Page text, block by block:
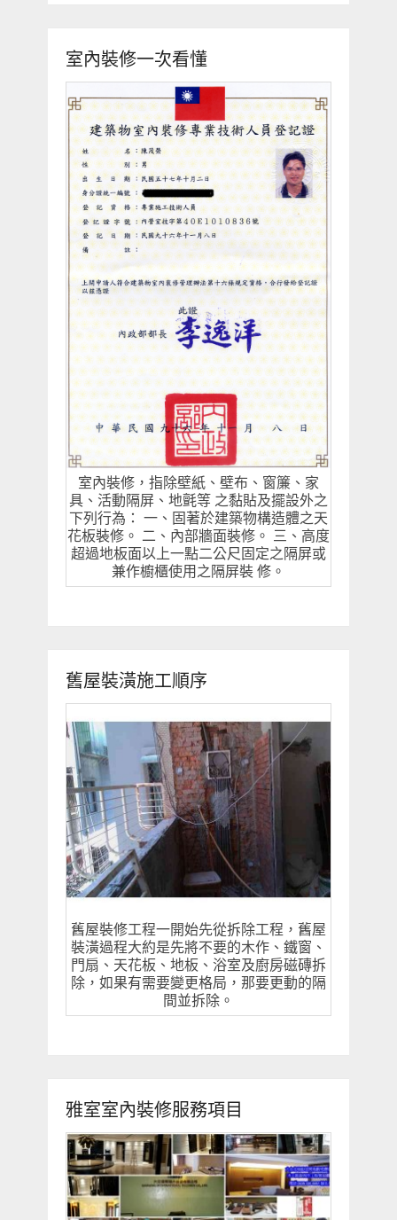
室內裝修一次看懂
室內裝修，指除壁紙、壁布、窗簾、家
具、活動隔屏、地氈等 之黏貼及擺設外之
下列行為： 一、固著於建築物構造體之天
花板裝修。 二、內部牆面裝修。 三、高度
超過地板面以上一點二公尺固定之隔屏或
兼作櫥櫃使用之隔屏裝 修。
舊屋裝潢施工順序
舊屋裝修工程一開始先從拆除工程，舊屋
裝潢過程大約是先將不要的木作、鐵窗、
門扇、天花板、地板、浴室及廚房磁磚拆
除，如果有需要變更格局，那要更動的隔
間並拆除。
雅室室內裝修服務項目